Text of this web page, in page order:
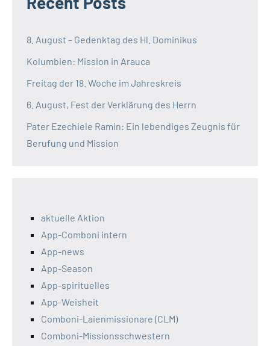
8. August – Gedenktag des Hl. Dominikus
Kolumbien: Mission in Arauca
Freitag der 18. Woche im Jahreskreis
6. August, Fest der Verklärung des Herrn
Pater Ezechiele Ramin: Ein lebendiges Zeugnis für
Berufung und Mission
aktuelle Aktion
App-Comboni intern
App-news
App-Season
App-spirituelles
App-Weisheit
Comboni-Laienmissionare (CLM)
Comboni-Missionsschwestern